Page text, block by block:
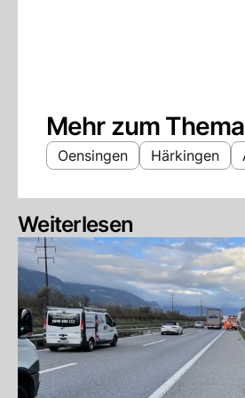
Mehr zum
Oensingen Härkingen
Weiterlesen